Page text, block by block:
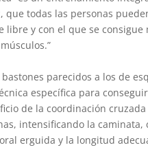
que todas las personas
libre y con el que se consigue
parecidos a los de
específica para
de la coordinación cruzada
intensificando la caminata,
erguida y la longitud